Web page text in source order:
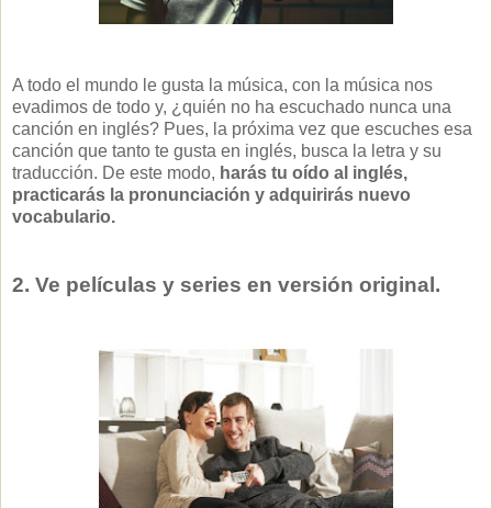
A todo el mundo le gusta la música, con la música nos
evadimos de todo y, ¿quién no ha escuchado nunca una
canción en inglés? Pues, la próxima vez que escuches esa
canción que tanto te gusta en inglés, busca la letra y su
traducción. De este modo, harás tu oído al inglés,
practicarás la pronunciación y adquirirás nuevo
vocabulario.
2. Ve películas y series en versión original.